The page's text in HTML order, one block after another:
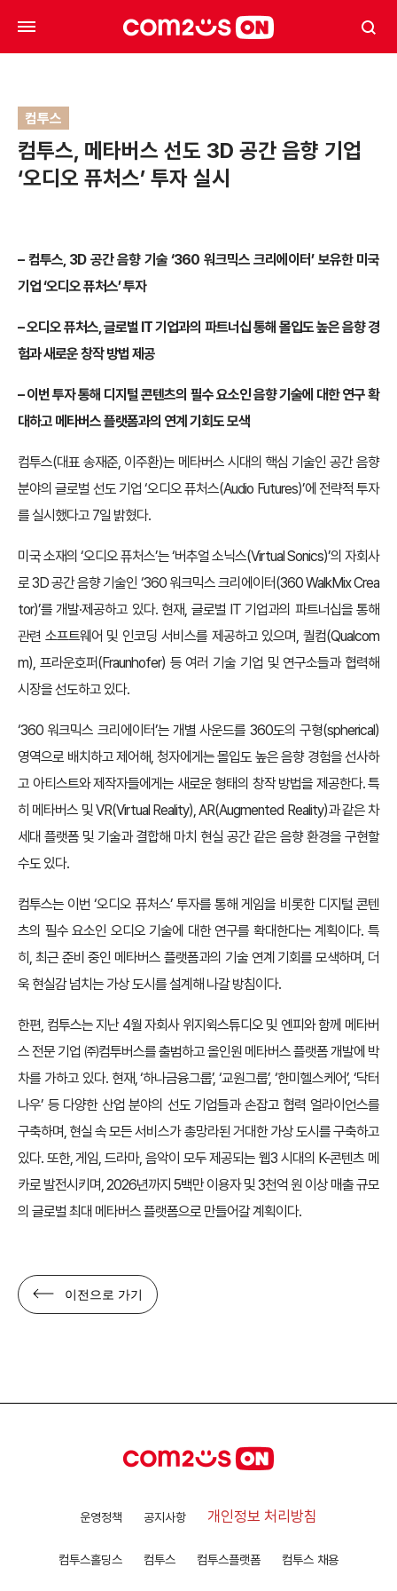
컴투스
컴투스, 메타버스 선도 3D 공간 음향 기업
‘오디오 퓨처스’ 투자 실시
– 컴투스, 3D 공간 음향 기술 ‘360 워크믹스 크리에이터’ 보유한 미국
기업 ‘오디오 퓨처스’ 투자
– 오디오 퓨처스, 글로벌 IT 기업과의 파트너십 통해 몰입도 높은 음향 경
험과 새로운 창작 방법 제공
– 이번 투자 통해 디지털 콘텐츠의 필수 요소인 음향 기술에 대한 연구 확
대하고 메타버스 플랫폼과의 연계 기회도 모색
컴투스(대표 송재준, 이주환)는 메타버스 시대의 핵심 기술인 공간 음향
분야의 글로벌 선도 기업 ‘오디오 퓨처스(Audio Futures)’에 전략적 투자
를 실시했다고 7일 밝혔다.
미국 소재의 ‘오디오 퓨처스’는 ‘버추얼 소닉스(Virtual Sonics)’의 자회사
로 3D 공간 음향 기술인 ‘360 워크믹스 크리에이터(360 WalkMix Crea
tor)’를 개발·제공하고 있다. 현재, 글로벌 IT 기업과의 파트너십을 통해
관련 소프트웨어 및 인코딩 서비스를 제공하고 있으며, 퀄컴(Qualcom
m), 프라운호퍼(Fraunhofer) 등 여러 기술 기업 및 연구소들과 협력해
시장을 선도하고 있다.
‘360 워크믹스 크리에이터’는 개별 사운드를 360도의 구형(spherical)
영역으로 배치하고 제어해, 청자에게는 몰입도 높은 음향 경험을 선사하
고 아티스트와 제작자들에게는 새로운 형태의 창작 방법을 제공한다. 특
히 메타버스 및 VR(Virtual Reality), AR(Augmented Reality)과 같은 차
세대 플랫폼 및 기술과 결합해 마치 현실 공간 같은 음향 환경을 구현할
수도 있다.
컴투스는 이번 ‘오디오 퓨처스’ 투자를 통해 게임을 비롯한 디지털 콘텐
츠의 필수 요소인 오디오 기술에 대한 연구를 확대한다는 계획이다. 특
히, 최근 준비 중인 메타버스 플랫폼과의 기술 연계 기회를 모색하며, 더
욱 현실감 넘치는 가상 도시를 설계해 나갈 방침이다.
한편, 컴투스는 지난 4월 자회사 위지윅스튜디오 및 엔피와 함께 메타버
스 전문 기업 ㈜컴투버스를 출범하고 올인원 메타버스 플랫폼 개발에 박
차를 가하고 있다. 현재, ‘하나금융그룹’, ‘교원그룹’, ‘한미헬스케어’, ‘닥터
나우’ 등 다양한 산업 분야의 선도 기업들과 손잡고 협력 얼라이언스를
구축하며, 현실 속 모든 서비스가 총망라된 거대한 가상 도시를 구축하고
있다. 또한, 게임, 드라마, 음악이 모두 제공되는 웹3 시대의 K-콘텐츠 메
카로 발전시키며, 2026년까지 5백만 이용자 및 3천억 원 이상 매출 규모
의 글로벌 최대 메타버스 플랫폼으로 만들어갈 계획이다.
이전으로 가기
운영정책 공지사항 개인정보 처리방침
컴투스홀딩스 컴투스 컴투스플랫폼 컴투스 채용